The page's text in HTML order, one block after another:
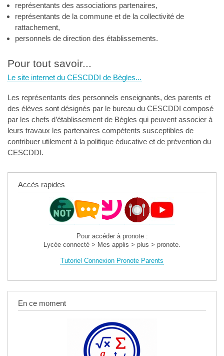
représentants des associations partenaires,
représentants de la commune et de la collectivité de
rattachement,
personnels de direction des établissements.
Pour tout savoir...
Le site internet du CESCDDI de Bègles...
Les représentants des personnels enseignants, des parents et
des élèves sont désignés par le bureau du CESCDDI composé
par les chefs d’établissement de Bègles qui peuvent associer à
leurs travaux les partenaires compétents susceptibles de
contribuer utilement à la politique éducative et de prévention du
CESCDDI.
Accès rapides
Pour accéder à pronote :
Lycée connecté > Mes applis > plus > pronote.
Tutoriel Connexion Pronote Parents
En ce moment